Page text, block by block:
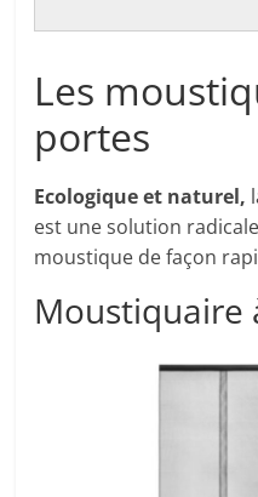
Les
portes
Ecologique et naturel,
est une solution
moustique de façon
Moustiquaire